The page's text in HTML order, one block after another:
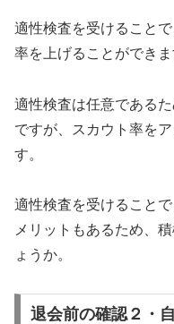
適性検査を受けること
率を上げることができま
適性検査は任意である
ですが、スカウト率を
す。
適性検査を受けること
メリットもあるため、
ょうか。
退会前の確認２・